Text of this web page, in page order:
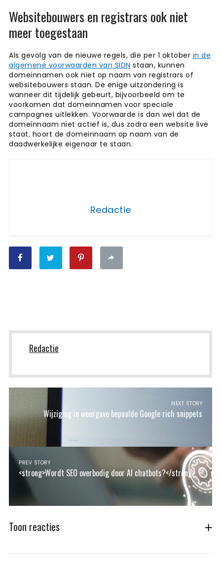
Websitebouwers en registrars ook niet
meer toegestaan
Als gevolg van de nieuwe regels, die per 1 oktober in de
algemene voorwaarden van SIDN staan, kunnen
domeinnamen ook niet op naam van registrars of
websitebouwers staan. De enige uitzondering is
wanneer dit tijdelijk gebeurt, bijvoorbeeld om te
voorkomen dat domeinnamen voor speciale
campagnes uitlekken. Voorwaarde is dan wel dat de
domeinnaam niet actief is, dus zodra een website live
staat, hoort de domeinnaam op naam van de
daadwerkelijke eigenaar te staan.
Redactie
Redactie
NEXT STORY
Wijziging in weergave bepaalde Google rich snippets
PREV STORY
<strong>Wordt SEO overbodig door AI chatbots?</strong>
Toon reacties